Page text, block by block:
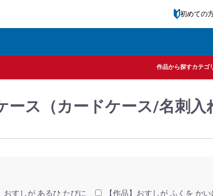
初めての
作品から探すカテゴ
ース（カードケース/名刺入
おすしが あるひ たびに
【作品】おすしが ふくを かい